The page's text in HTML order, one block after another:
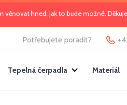
věnovat hned, jak to bude možné.
Potřebujete poradit?
Tepelná čerpadla Materiál